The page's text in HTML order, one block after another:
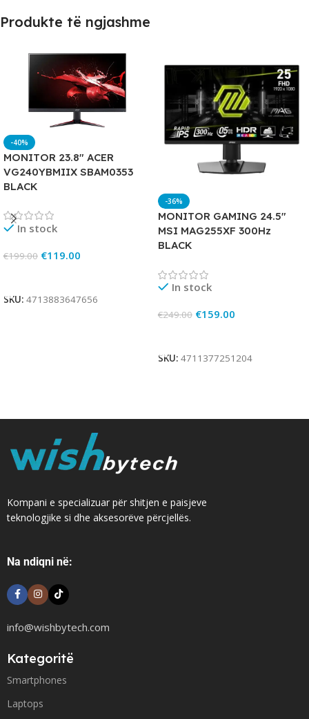
Produkte të ngjashme
-40%
MONITOR 23.8″ ACER
VG240YBMIIX SBAM0353
BLACK
In stock
€199.00 €119.00
SKU: 4713883647656
-36%
MONITOR GAMING 24.5″
MSI MAG255XF 300Hz
BLACK
In stock
€249.00 €159.00
SKU: 4711377251204
Kompani e specializuar për shitjen e paisjeve
teknologjike si dhe aksesorëve përcjellës.
Na ndiqni në:
info@wishbytech.com
Kategoritë
Smartphones
Laptops